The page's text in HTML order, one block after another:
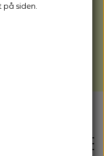
hele
kan være lidt
siden.